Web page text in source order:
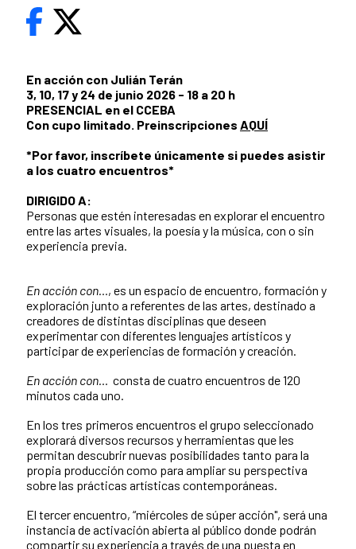
En acción con Julián Terán
3, 10, 17 y 24 de junio 2026 - 18 a 20 h
PRESENCIAL en el CCEBA
Con cupo limitado. Preinscripciones AQUÍ
*Por favor, inscríbete únicamente si puedes asistir
a los cuatro encuentros*
DIRIGIDO A:
Personas que estén interesadas en explorar el encuentro
entre las artes visuales, la poesía y la música, con o sin
experiencia previa.
En acción con…, es un espacio de encuentro, formación y
exploración junto a referentes de las artes, destinado a
creadores de distintas disciplinas que deseen
experimentar con diferentes lenguajes artísticos y
participar de experiencias de formación y creación.
En acción con… consta de cuatro encuentros de 120
minutos cada uno.
En los tres primeros encuentros el grupo seleccionado
explorará diversos recursos y herramientas que les
permitan descubrir nuevas posibilidades tanto para la
propia producción como para ampliar su perspectiva
sobre las prácticas artísticas contemporáneas.
El tercer encuentro, “miércoles de súper acción", será una
instancia de activación abierta al público donde podrán
compartir su experiencia a través de una puesta en